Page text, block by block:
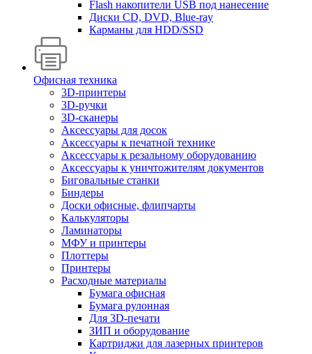
Flash накопители USB под нанесение
Диски CD, DVD, Blue-ray
Карманы для HDD/SSD
Офисная техника
3D-принтеры
3D-ручки
3D-сканеры
Аксессуары для досок
Аксессуары к печатной технике
Аксессуары к резальному оборудованию
Аксессуары к уничтожителям документов
Биговальные станки
Биндеры
Доски офисные, флипчарты
Калькуляторы
Ламинаторы
МФУ и принтеры
Плоттеры
Принтеры
Расходные материалы
Бумага офисная
Бумага рулонная
Для 3D-печати
ЗИП и оборудование
Картриджи для лазерных принтеров